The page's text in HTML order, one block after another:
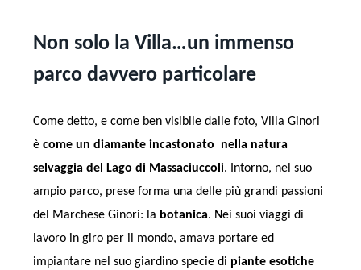
Non solo la Villa…un immenso
parco davvero particolare
Come detto, e come ben visibile dalle foto, Villa Ginori
è come un diamante incastonato nella natura
selvaggia del Lago di Massaciuccoli. Intorno, nel suo
ampio parco, prese forma una delle più grandi passioni
del Marchese Ginori: la botanica. Nei suoi viaggi di
lavoro in giro per il mondo, amava portare ed
impiantare nel suo giardino specie di piante esotiche